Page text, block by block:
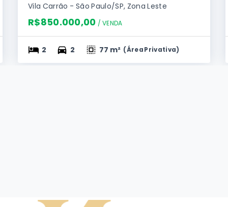
Vila Carrão - São Paulo/SP, Zona Leste
R$850.000,00 / VENDA
2 2 77 m² (Área Privativa)